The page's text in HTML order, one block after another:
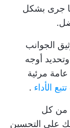
جرى بشكل
الجوانب
أوجه
مرئية
الأداء .
من كل
على التحسين